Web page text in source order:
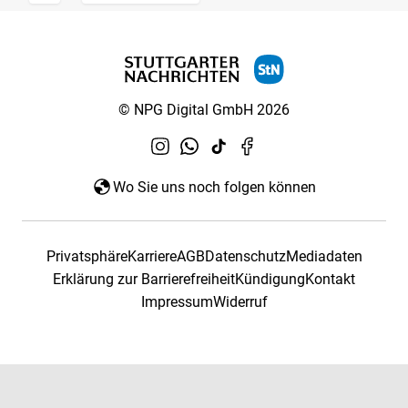
© NPG Digital GmbH 2026
Wo Sie uns noch folgen können
PrivatsphäreKarriereAGBDatenschutzMediadaten
Erklärung zur BarrierefreiheitKündigungKontakt
ImpressumWiderruf